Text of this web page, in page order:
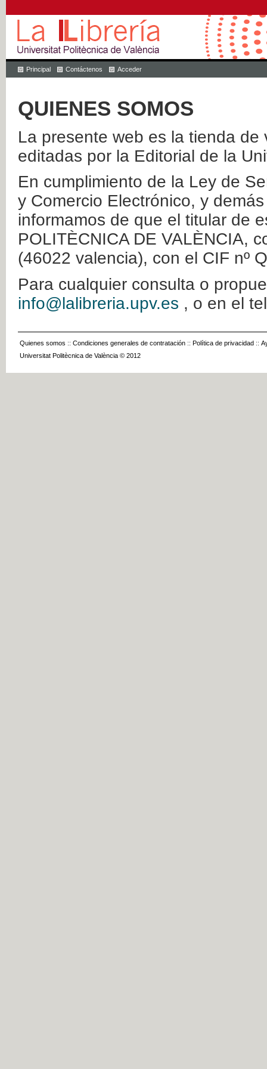
Principal Contáctenos Acceder
QUIENES SOMOS
La presente web es la tienda
editadas por la Editorial de la
En cumplimiento de la Ley de
y Comercio Electrónico, y
informamos de que el titular de
POLITÈCNICA DE VALÈNCIA,
(46022 valencia), con el CIF nº
Para cualquier consulta o
info@lalibreria.upv.es , o en el
Quienes somos :: Condiciones generales de contratación :: Política de privacidad ::
Universitat Politècnica de València © 2012